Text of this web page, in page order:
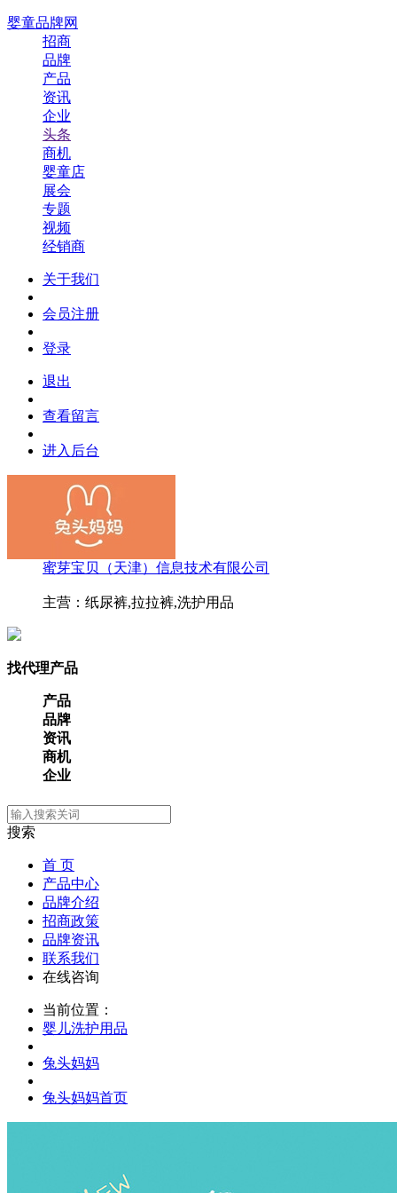
婴童品牌网
招商
品牌
产品
资讯
企业
头条
商机
婴童店
展会
专题
视频
经销商
关于我们
会员注册
登录
退出
查看留言
进入后台
蜜芽宝贝（天津）信息技术有限公司
主营：纸尿裤,拉拉裤,洗护用品
找代理产品
产品
品牌
资讯
商机
企业
搜索
首 页
产品中心
品牌介绍
招商政策
品牌资讯
联系我们
在线咨询
当前位置：
婴儿洗护用品
兔头妈妈
兔头妈妈首页